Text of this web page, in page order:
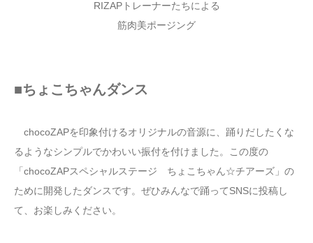
RIZAPトレーナーたちによる
筋肉美ポージング
■ちょこちゃんダンス
chocoZAPを印象付けるオリジナルの音源に、踊りだしたくな
るようなシンプルでかわいい振付を付けました。この度の
「chocoZAPスペシャルステージ ちょこちゃん☆チアーズ」の
ために開発したダンスです。ぜひみんなで踊ってSNSに投稿し
て、お楽しみください。